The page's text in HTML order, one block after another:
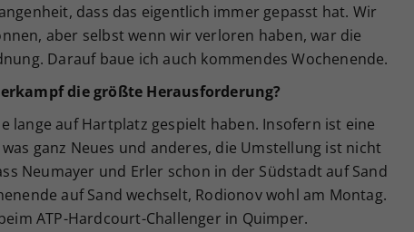
dass das eigentlich immer gepasst hat. Wir
aber selbst wenn wir verloren haben, war die
Darauf baue ich auch kommendes Wochenende.
die größte Herausforderung?
lange auf Hartplatz gespielt haben. Insofern ist eine
ganz Neues und anderes, die Umstellung ist nicht
Neumayer und Erler schon in der Südstadt auf Sand
auf Sand wechselt, Rodionov wohl am Montag.
ATP-Hardcourt-Challenger in Quimper.